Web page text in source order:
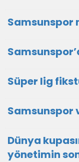
Samsunspor
Süper lig
Samsunspor
Dünya
yönetimin